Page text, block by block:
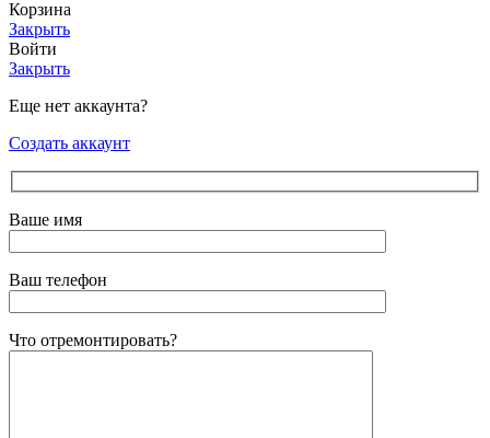
Корзина
Закрыть
Войти
Закрыть
Еще нет аккаунта?
Создать аккаунт
Ваше имя
Ваш телефон
Что отремонтировать?